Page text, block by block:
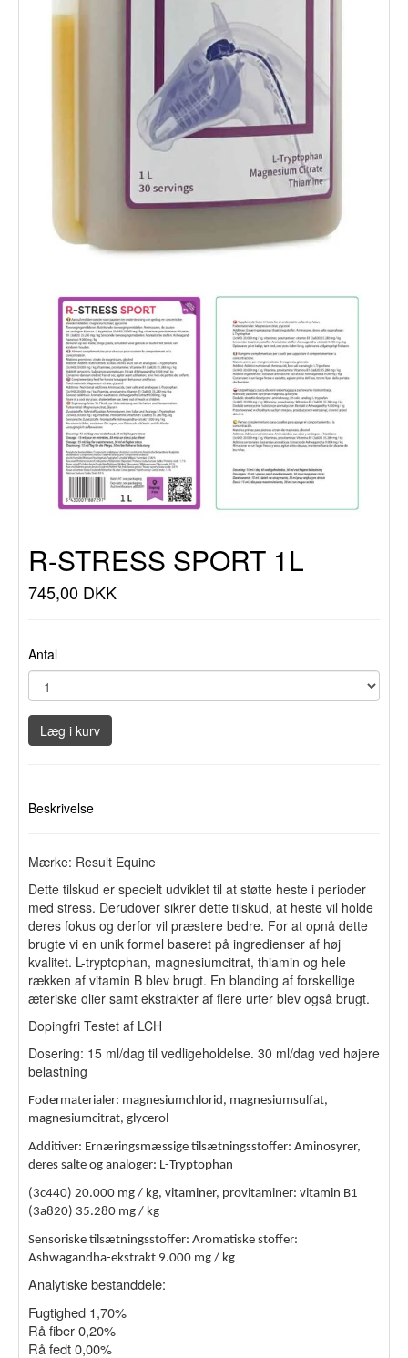
R-STRESS SPORT 1L
745,00 DKK
Antal
Læg i kurv
Beskrivelse
Mærke: Result Equine
Dette tilskud er specielt udviklet til at støtte heste i perioder
med stress. Derudover sikrer dette tilskud, at heste vil holde
deres fokus og derfor vil præstere bedre. For at opnå dette
brugte vi en unik formel baseret på ingredienser af høj
kvalitet. L-tryptophan, magnesiumcitrat, thiamin og hele
rækken af vitamin B blev brugt. En blanding af forskellige
æteriske olier samt ekstrakter af flere urter blev også brugt.
Dopingfri Testet af LCH
Dosering: 15 ml/dag til vedligeholdelse. 30 ml/dag ved højere
belastning
Fodermaterialer: magnesiumchlorid, magnesiumsulfat,
magnesiumcitrat, glycerol
Additiver: Ernæringsmæssige tilsætningsstoffer: Aminosyrer,
deres salte og analoger: L-Tryptophan
(3c440) 20.000 mg / kg, vitaminer, provitaminer: vitamin B1
(3a820) 35.280 mg / kg
Sensoriske tilsætningsstoffer: Aromatiske stoffer:
Ashwagandha-ekstrakt 9.000 mg / kg
Analytiske bestanddele:
Fugtighed 1,70%
Rå fiber 0,20%
Rå fedt 0,00%